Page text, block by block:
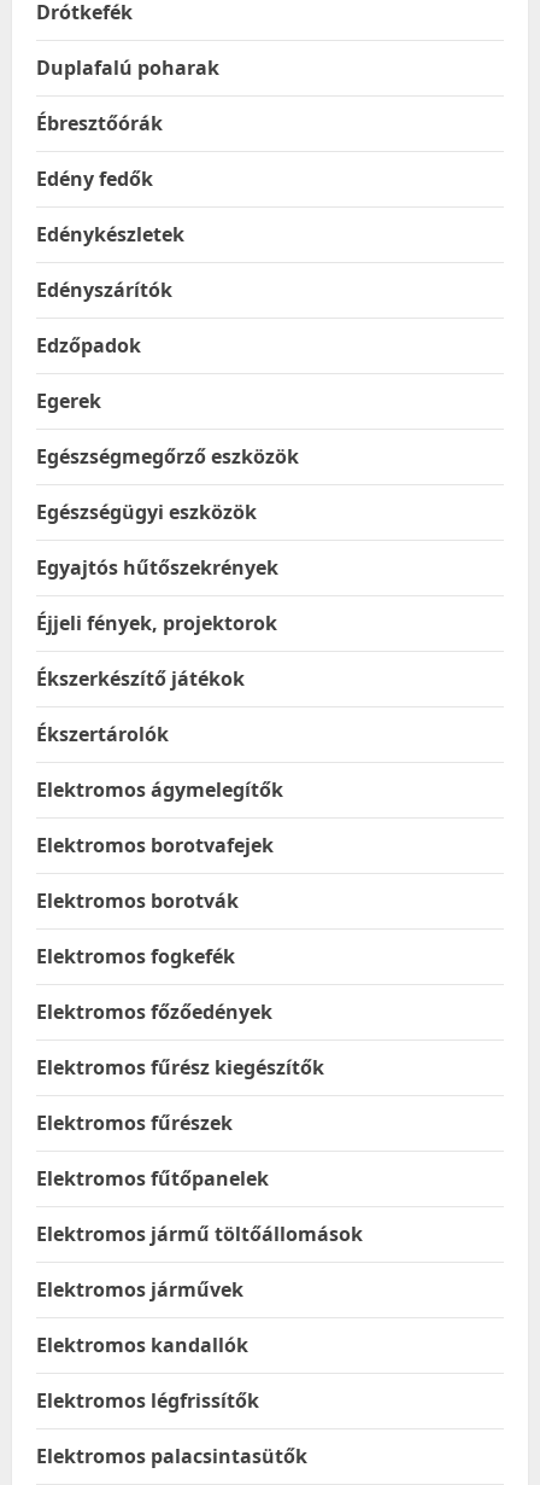
Drótkefék
Duplafalú poharak
Ébresztőórák
Edény fedők
Edénykészletek
Edényszárítók
Edzőpadok
Egerek
Egészségmegőrző eszközök
Egészségügyi eszközök
Egyajtós hűtőszekrények
Éjjeli fények, projektorok
Ékszerkészítő játékok
Ékszertárolók
Elektromos ágymelegítők
Elektromos borotvafejek
Elektromos borotvák
Elektromos fogkefék
Elektromos főzőedények
Elektromos fűrész kiegészítők
Elektromos fűrészek
Elektromos fűtőpanelek
Elektromos jármű töltőállomások
Elektromos járművek
Elektromos kandallók
Elektromos légfrissítők
Elektromos palacsintasütők